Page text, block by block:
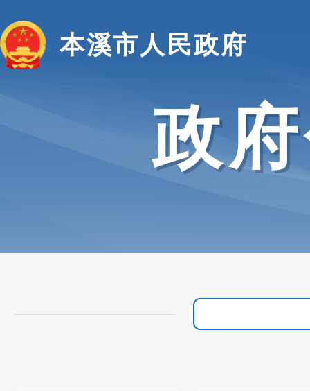
本溪市人民政府
政